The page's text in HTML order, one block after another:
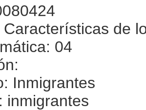
Características de
04
Inmigrantes
inmigrantes